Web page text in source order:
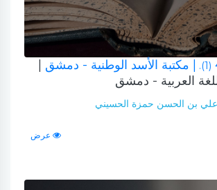
(1). | مكتبة الأسد الوطنية - دمشق
العربية - دمشق
بن الحسن حمزة الحسيني
عرض